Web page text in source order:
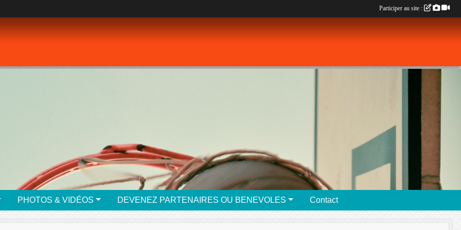
PHOTOS & VIDÉOS DEVENEZ PARTENAIRES OU BENEVOLES Contact
Participer au site :